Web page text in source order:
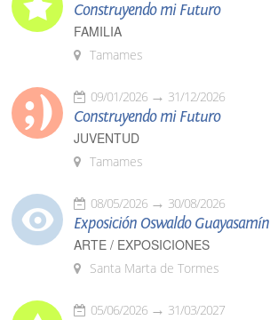
Construyendo mi Futuro
FAMILIA
Tamames
09/01/2026 31/12/2026
Construyendo mi Futuro
JUVENTUD
Tamames
08/05/2026 30/08/2026
Exposición Oswaldo Guayasamín
ARTE / EXPOSICIONES
Santa Marta de Tormes
05/06/2026 31/03/2027